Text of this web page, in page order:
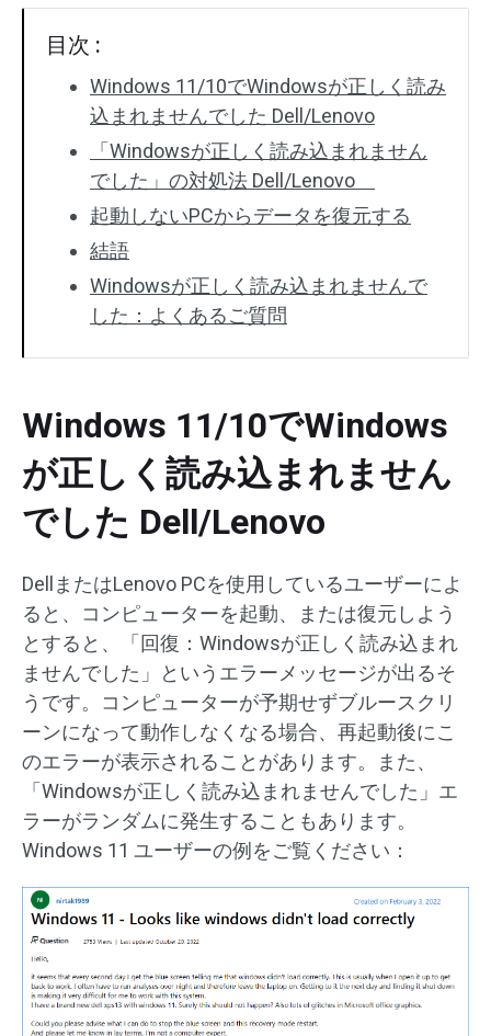
目次 :
Windows 11/10でWindowsが正しく読み
込まれませんでした Dell/Lenovo
「Windowsが正しく読み込まれません
でした」の対処法 Dell/Lenovo
起動しないPCからデータを復元する
結語
Windowsが正しく読み込まれませんで
した：よくあるご質問
Windows 11/10でWindows
が正しく読み込まれません
でした Dell/Lenovo
DellまたはLenovo PCを使用しているユーザーによ
ると、コンピューターを起動、または復元しよう
とすると、「回復：Windowsが正しく読み込まれ
ませんでした」というエラーメッセージが出るそ
うです。コンピューターが予期せずブルースクリ
ーンになって動作しなくなる場合、再起動後にこ
のエラーが表示されることがあります。また、
「Windowsが正しく読み込まれませんでした」エ
ラーがランダムに発生することもあります。
Windows 11 ユーザーの例をご覧ください：